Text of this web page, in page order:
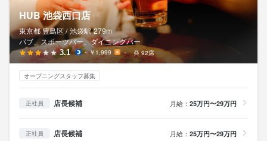
HUB 池袋西口店
東京都 豊島区 / 池袋駅 279m
パブ、スポーツバー、ダイニングバー
3.1 ～￥1,999 － 92席
オープニングスタッフ募集
正社員 店長候補 月給： 25万円〜29万円
正社員 店長候補 月給： 25万円〜29万円
◎飲食業界での楽しい思い出が忘れられない！
（学生時代のアルバイト経験等も活かせます）
◎同じ飲食でも他業態に興味がある
（居酒屋、洋食、和食等からのキャリアチェンジ組も活躍中）
◎接客・営業・販売経験を活かしたい
◎日本にいながら国際交流をしてみたい
（外国人のお客様も多数♪但し、語学スキルは必須ではありませ
ん）
若手スタッフが中心となって活躍中♪HUBを盛り上げています！